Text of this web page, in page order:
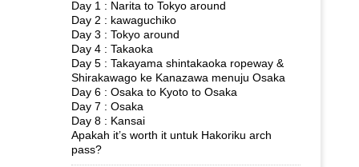
Day 1 : Narita to Tokyo around
Day 2 : kawaguchiko
Day 3 : Tokyo around
Day 4 : Takaoka
Day 5 : Takayama shintakaoka ropeway &
Shirakawago ke Kanazawa menuju Osaka
Day 6 : Osaka to Kyoto to Osaka
Day 7 : Osaka
Day 8 : Kansai
Apakah it’s worth it untuk Hakoriku arch
pass?